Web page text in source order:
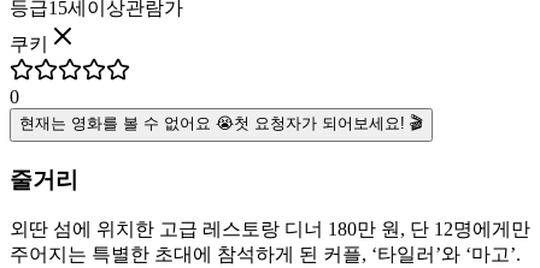
등급15세이상관람가
쿠키
0
현재는 영화를 볼 수 없어요 😭첫 요청자가 되어보세요! 🎬
줄거리
외딴 섬에 위치한 고급 레스토랑 디너 180만 원, 단 12명에게만
주어지는 특별한 초대에 참석하게 된 커플, ‘타일러’와 ‘마고’.